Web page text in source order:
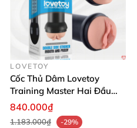
LOVETOY
Cốc Thủ Dâm Lovetoy
Training Master Hai Đầu
Siêu Thật, Tăng Khoái Cảm
840.000₫
1.183.000₫
-29%